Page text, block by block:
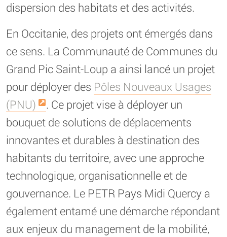
dispersion des habitats et des activités.
En Occitanie, des projets ont émergés dans
ce sens. La Communauté de Communes du
Grand Pic Saint-Loup a ainsi lancé un projet
pour déployer des Pôles Nouveaux Usages
(PNU)
. Ce projet vise à déployer un
bouquet de solutions de déplacements
innovantes et durables à destination des
habitants du territoire, avec une approche
technologique, organisationnelle et de
gouvernance. Le PETR Pays Midi Quercy a
également entamé une démarche répondant
aux enjeux du management de la mobilité,